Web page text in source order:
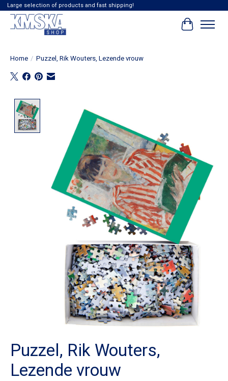
Large selection of products and fast shipping!
Home / Puzzel, Rik Wouters, Lezende vrouw
Puzzel, Rik Wouters,
Lezende vrouw